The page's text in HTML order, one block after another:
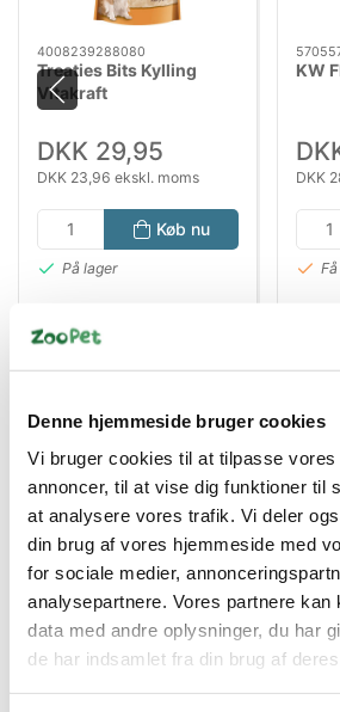
Denne hjemmeside bruger cookies
Vi bruger cookies til at tilpasse vores
annoncer, til at vise dig funktioner til
at analysere vores trafik. Vi deler
din brug af vores hjemmeside med
for sociale medier,
analysepartnere. Vores partnere kan
data med andre oplysninger, du har
de har indsamlet fra din brug af
4008239288080
Treaties Bits Kylling
Vitakraft
DKK 29,95
DKK 23,96 ekskl. moms
Køb nu
På lager
KW
DKK
Bestsælgende varer i
Spar 41%